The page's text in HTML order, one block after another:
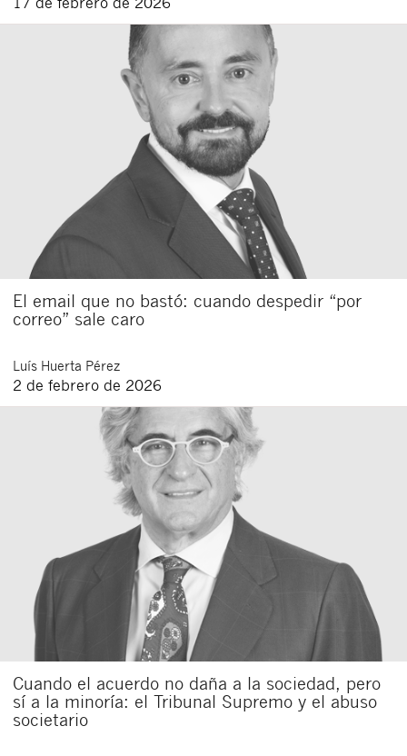
El email que no bastó: cuando despedir “por
correo” sale caro
Luís Huerta Pérez
2 de febrero de 2026
Cuando el acuerdo no daña a la sociedad, pero
sí a la minoría: el Tribunal Supremo y el abuso
societario